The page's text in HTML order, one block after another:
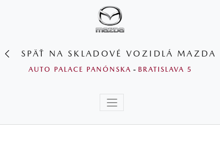
SPÄŤ NA SKLADOVÉ VOZIDLÁ MAZDA
AUTO PALACE PANÓNSKA - BRATISLAVA 5